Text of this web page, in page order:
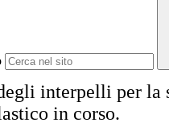
interpelli per la
in corso.